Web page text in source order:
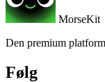
MorseKit
Den premium
Følg